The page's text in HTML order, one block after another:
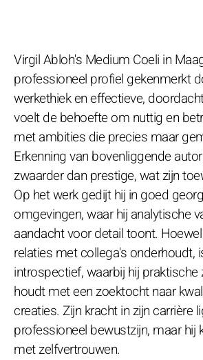
Virgil Abloh's Medium Coeli in
professioneel profiel gekenmerkt
werkethiek en effectieve,
voelt de behoefte om nuttig en
met ambities die precies maar
Erkenning van bovenliggende
zwaarder dan prestige, wat zijn
Op het werk gedijt hij in goed
omgevingen, waar hij analytische
aandacht voor detail toont.
relaties met collega's onderhoudt,
introspectief, waarbij hij praktische
houdt met een zoektocht naar
creaties. Zijn kracht in zijn carrière
professioneel bewustzijn, maar hij
met zelfvertrouwen.